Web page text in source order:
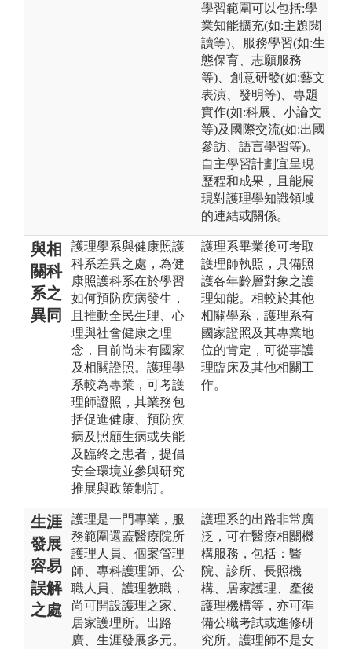
學習範圍可以包括:學
業知能擴充(如:主題閱
讀等)、服務學習(如:生
態保育、志願服務
等)、創意研發(如:藝文
表演、發明等)、專題
實作(如:科展、小論文
等)及國際交流(如:出國
參訪、語言學習等)。
自主學習計劃宜呈現
歷程和成果，且能展
現對護理學知識領域
的連結或關係。
與相
關科
系之
異同
護理學系與健康照護
科系差異之處，為健
康照護科系在於學習
如何預防疾病發生，
且推動全民生理、心
理與社會健康之理
念，目前尚未有國家
及相關證照。護理學
系較為專業，可考護
理師證照，其業務包
括促進健康、預防疾
病及照顧生病或失能
及臨終之患者，提倡
安全環境並參與研究
推展與政策制訂。
護理系畢業後可考取
護理師執照，具備照
護各年齡層對象之護
理知能。相較於其他
相關學系，護理系有
國家證照及其專業地
位的肯定，可從事護
理臨床及其他相關工
作。
生涯
發展
容易
誤解
之處
護理是一門專業，服
務範圍還蓋醫療院所
護理人員、個案管理
師、專科護理師、公
職人員、護理教職，
尚可開設護理之家、
居家護理所。出路
廣、生涯發展多元。
護理系的出路非常廣
泛，可在醫療相關機
構服務，包括：醫
院、診所、長照機
構、居家護理、產後
護理機構等，亦可準
備公職考試或進修研
究所。護理師不是女